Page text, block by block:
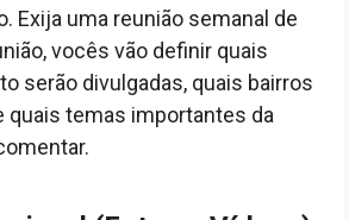
Exija uma reunião semanal de
vocês vão definir quais
serão divulgadas, quais bairros
quais temas importantes da